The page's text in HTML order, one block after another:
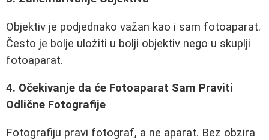
Objektiv je podjednako važan kao i sam fotoaparat.
Često je bolje uložiti u bolji objektiv nego u skuplji
fotoaparat.
4. Očekivanje da će Fotoaparat Sam Praviti
Odlične Fotografije
Fotografiju pravi fotograf, a ne aparat. Bez obzira